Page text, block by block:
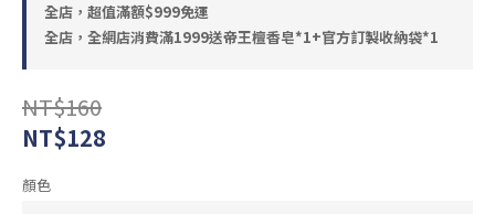
全店，超值滿額$999免運
全店，全網店消費滿1999送帝王檀香皂*1+官方訂製收納袋*1
NT$160
NT$128
顏色